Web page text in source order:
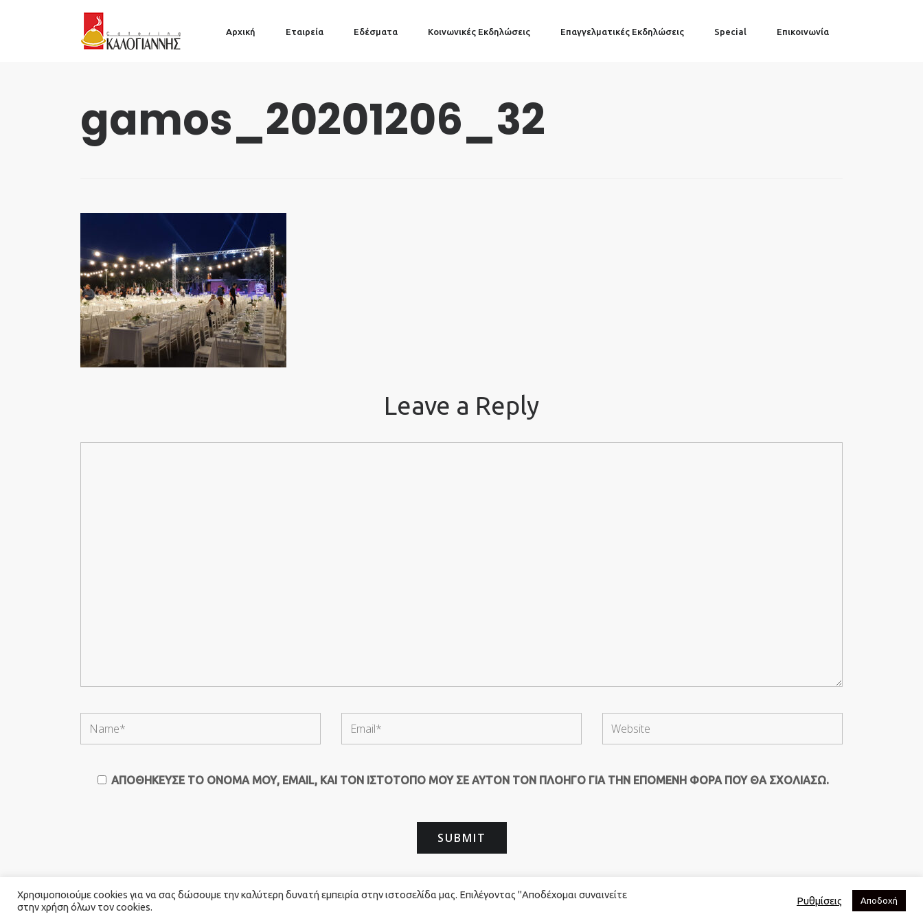
Αρχική Εταιρεία Εδέσματα Κοινωνικές Εκδηλώσεις Επαγγελματικές Εκδηλώσεις Special Επικοινωνία
gamos_20201206_32
Leave a Reply
ΑΠΟΘΉΚΕΥΣΕ ΤΟ ΌΝΟΜΆ ΜΟΥ, EMAIL, ΚΑΙ ΤΟΝ ΙΣΤΌΤΟΠΟ ΜΟΥ ΣΕ ΑΥΤΌΝ ΤΟΝ ΠΛΟΗΓΌ ΓΙΑ ΤΗΝ ΕΠΌΜΕΝΗ ΦΟΡΆ ΠΟΥ ΘΑ ΣΧΟΛΙΆΣΩ.
© 2026 Καλογιαννης Catering. All Rights Reserved. - Powered by
Χρησιμοποιούμε cookies για να σας δώσουμε την καλύτερη δυνατή εμπειρία στην ιστοσελίδα μας. Επιλέγοντας "Αποδέχομαι συναινείτε
στην χρήση όλων τον cookies.
Ρυθμίσεις Αποδοχή